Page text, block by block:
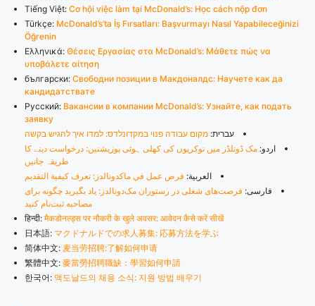
Tiếng Việt: Cơ hội việc làm tại McDonald’s: Học cách nộp đơn
Türkçe: McDonald’s’ta İş Fırsatları: Başvurmayı Nasıl Yapabileceğinizi
Öğrenin
Ελληνικά: Θέσεις Εργασίας στα McDonald’s: Μάθετε πώς να
υποβάλετε αίτηση
български: Свободни позиции в Макдоналдс: Научете как да
кандидатствате
Русский: Вакансии в компании McDonald’s: Узнайте, как подать
заявку
עברית: מקום עבודה פנוי במקדונלדס: למדו איך להגיש בקשה
اردو: مک ڈونلڈز میں نوکریوں کی کھلی ہوئی پوزیشنیں: درخواست دینے کا
طریقہ جانیں
العربية: فرص عمل في ماكدونالدز: تعرف كيفية التقديم
فارسی: فرصت‌های شغلی در رستوران مک‌دونالدز: یاد بگیرید چگونه برای
مصاحبه ثبت‌نام کنید
हिन्दी: मैकडोनल्ड्स पर नौकरी के खुले अवसर: आवेदन कैसे करें सीखें
日本語: マクドナルドでの求人募集: 応募方法を学ぶ
简体中文: 麦当劳招聘:了解如何申请
繁體中文: 麥當勞招聘職缺：學習如何申請
한국어: 맥도날드의 채용 소식: 지원 방법 배우기